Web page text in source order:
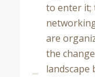
to enter it;
are
the
landscape